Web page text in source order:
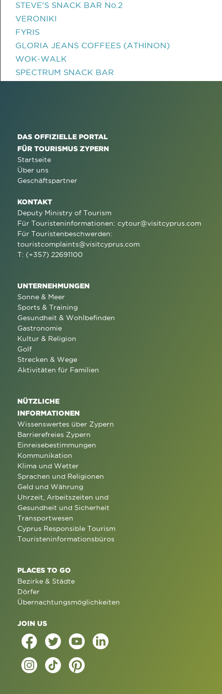
STEVE'S SNACK BAR No.2
VERONIKI
FYRIS
GLORIA JEANS COFFEES (ATHINON)
WOK-WALK
SPECTRUM SNACK BAR
DAS OFFIZIELLE PORTAL
FÜR TOURISMUS ZYPERN
Startseite
Über uns
Geschäftspartner
KONTAKT
Deputy Ministry of Tourism
Für Touristeninformationen: cytour@visitcyprus.com
Für Touristenbeschwerden:
touristcomplaints@visitcyprus.com
T: (+357) 22691100
UNTERNEHMUNGEN
Sonne & Meer
Sports & Training
Gesundheit & Wohlbefinden
Gastronomie
Kultur & Religion
Golf
Strecken & Wege
Aktivitäten für Familien
NÜTZLICHE
INFORMATIONEN
Wissenswertes über Zypern
Barrierefreies Zypern
Einreisebestimmungen
Kommunikation
Klima und Wetter
Sprachen und Religionen
Geld und Währung
Uhrzeit, Arbeitszeiten und
Gesundheit und Sicherheit
Transportwesen
Cyprus Responsible Tourism
Touristeninformationsbüros
PLACES TO GO
Bezirke & Städte
Dörfer
Übernachtungsmöglichkeiten
JOIN US